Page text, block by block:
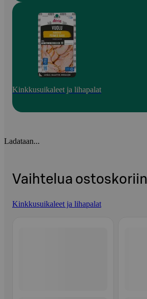
Kinkkusuikaleet ja lihapalat
Ladataan...
Vaihtelua ostoskoriin
Kinkkusuikaleet ja lihapalat